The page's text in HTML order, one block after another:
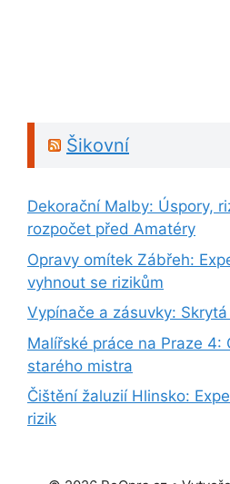
Šikovní
Dekorační Malby: Úspory,
rozpočet před Amatéry
Opravy omítek Zábřeh:
vyhnout se rizikům
Vypínače a zásuvky:
Malířské práce na Praze 4:
starého mistra
Čištění žaluzií Hlinsko:
rizik